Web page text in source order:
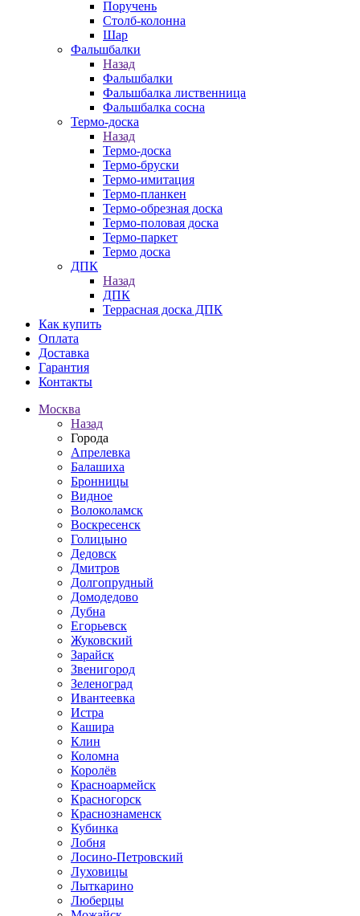
Поручень
Столб-колонна
Шар
Фальшбалки
Назад
Фальшбалки
Фальшбалка лиственница
Фальшбалка сосна
Термо-доска
Назад
Термо-доска
Термо-бруски
Термо-имитация
Термо-планкен
Термо-обрезная доска
Термо-половая доска
Термо-паркет
Термо доска
ДПК
Назад
ДПК
Террасная доска ДПК
Как купить
Оплата
Доставка
Гарантия
Контакты
Москва
Назад
Города
Апрелевка
Балашиха
Бронницы
Видное
Волоколамск
Воскресенск
Голицыно
Дедовск
Дмитров
Долгопрудный
Домодедово
Дубна
Егорьевск
Жуковский
Зарайск
Звенигород
Зеленоград
Ивантеевка
Истра
Кашира
Клин
Коломна
Королёв
Красноармейск
Красногорск
Краснознаменск
Кубинка
Лобня
Лосино-Петровский
Луховицы
Лыткарино
Люберцы